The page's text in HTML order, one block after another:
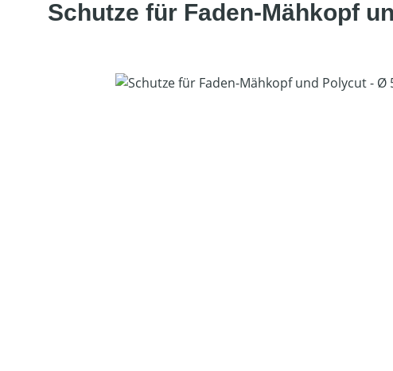
Schutze für Faden-Mähkopf
Bildergalerie überspringen